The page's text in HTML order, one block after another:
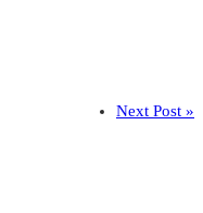
Next Post »